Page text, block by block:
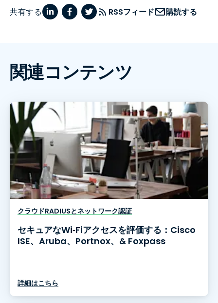
共有する RSSフィード 購読する
関連コンテンツ
クラウドRADIUSとネットワーク認証
セキュアなWi‑Fiアクセスを評価する：Cisco
ISE、Aruba、Portnox、& Foxpass
詳細はこちら